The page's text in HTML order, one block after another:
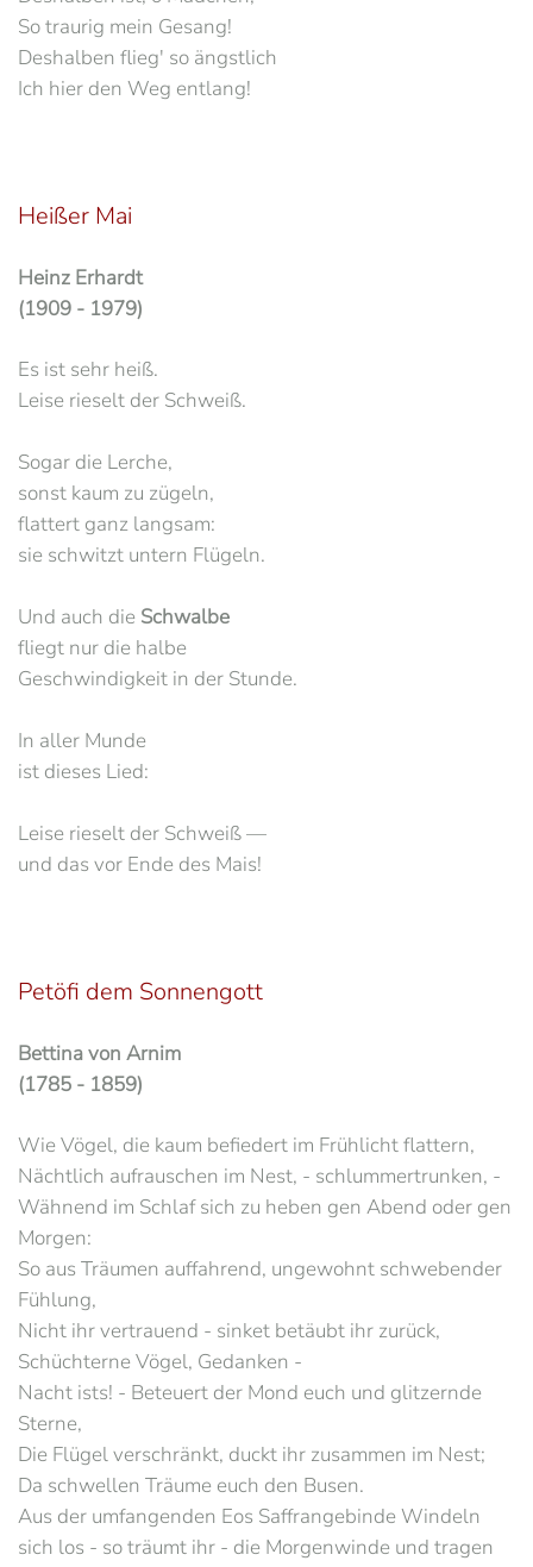
So traurig mein Gesang!
Deshalben flieg' so ängstlich
Ich hier den Weg entlang!
Heißer Mai
Heinz Erhardt
(1909 - 1979)
Es ist sehr heiß.
Leise rieselt der Schweiß.
Sogar die Lerche,
sonst kaum zu zügeln,
flattert ganz langsam:
sie schwitzt untern Flügeln.
Und auch die Schwalbe
fliegt nur die halbe
Geschwindigkeit in der Stunde.
In aller Munde
ist dieses Lied:
Leise rieselt der Schweiß —
und das vor Ende des Mais!
Petöfi dem Sonnengott
Bettina von Arnim
(1785 - 1859)
Wie Vögel, die kaum befiedert im Frühlicht flattern,
Nächtlich aufrauschen im Nest, - schlummertrunken, -
Wähnend im Schlaf sich zu heben gen Abend oder gen
Morgen:
So aus Träumen auffahrend, ungewohnt schwebender
Fühlung,
Nicht ihr vertrauend - sinket betäubt ihr zurück,
Schüchterne Vögel, Gedanken -
Nacht ists! - Beteuert der Mond euch und glitzernde
Sterne,
Die Flügel verschränkt, duckt ihr zusammen im Nest;
Da schwellen Träume euch den Busen.
Aus der umfangenden Eos Saffrangebinde Windeln
sich los - so träumt ihr - die Morgenwinde und tragen